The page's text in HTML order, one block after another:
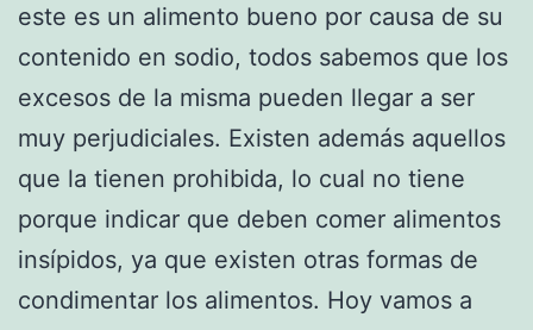
este es un alimento bueno por causa de su
contenido en sodio, todos sabemos que los
excesos de la misma pueden llegar a ser
muy perjudiciales. Existen además aquellos
que la tienen prohibida, lo cual no tiene
porque indicar que deben comer alimentos
insípidos, ya que existen otras formas de
condimentar los alimentos. Hoy vamos a